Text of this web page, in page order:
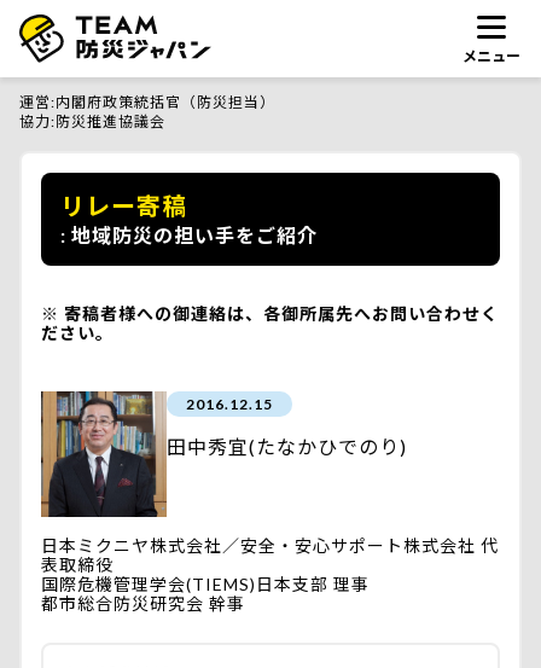
メニュー
運営 内閣府政策統括官（防災担当）
協力 防災推進協議会
リレー寄稿
地域防災の担い手をご紹介
寄稿者様への御連絡は、各御所属先へお問い合わせく
ださい。
2016.12.15
田中秀宜(たなかひでのり)
日本ミクニヤ株式会社／安全・安心サポート株式会社 代
表取締役
国際危機管理学会(TIEMS)日本支部 理事
都市総合防災研究会 幹事